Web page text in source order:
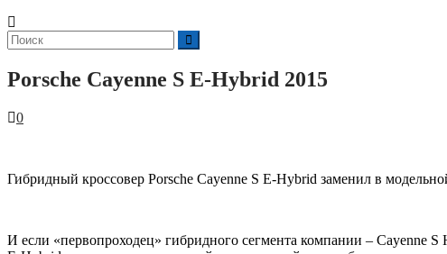
Поиск
для:
Porsche Cayenne S E-Hybrid 2015
0
Гибридный кроссовер Porsche Cayenne S E-Hybrid заменил в
И если «первопроходец» гибридного сегмента компании – Cayenne